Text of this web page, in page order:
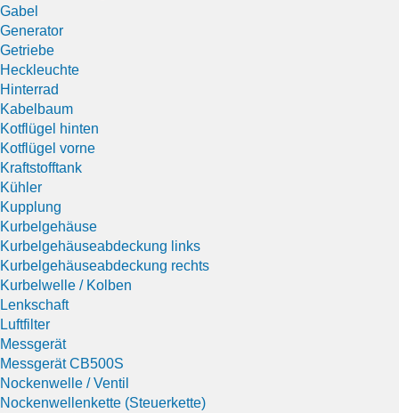
Gabel
Generator
Getriebe
Heckleuchte
Hinterrad
Kabelbaum
Kotflügel hinten
Kotflügel vorne
Kraftstofftank
Kühler
Kupplung
Kurbelgehäuse
Kurbelgehäuseabdeckung links
Kurbelgehäuseabdeckung rechts
Kurbelwelle / Kolben
Lenkschaft
Luftfilter
Messgerät
Messgerät CB500S
Nockenwelle / Ventil
Nockenwellenkette (Steuerkette)